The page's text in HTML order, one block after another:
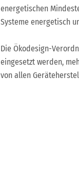
energetischen
Systeme energetisch
Die Ökodesign-
eingesetzt werden,
von allen